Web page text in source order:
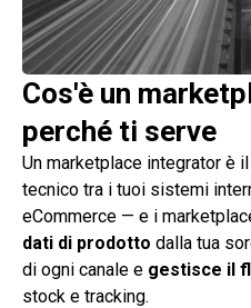
Cos'è un
perché ti serve
Un marketplace integrator è
tecnico tra i tuoi sistemi
eCommerce — e i
dati di prodotto dalla tua
di ogni canale e gestisce il
stock e tracking.